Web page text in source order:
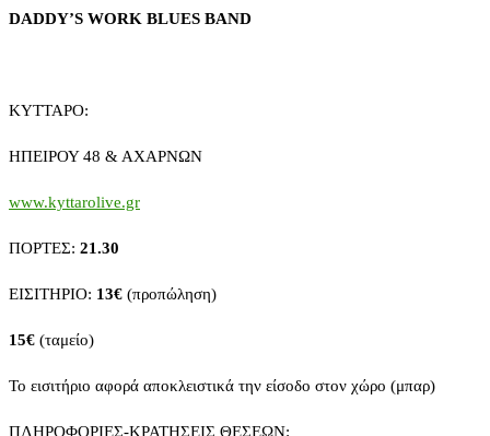
DADDY’S WORK BLUES BAND
ΚΥΤΤΑΡΟ:
ΗΠΕΙΡΟΥ 48 & ΑΧΑΡΝΩΝ
www.kyttarolive.gr
ΠΟΡΤΕΣ: 21.30
ΕΙΣΙΤΗΡΙΟ: 13€ (προπώληση)
15€ (ταμείο)
Το εισιτήριο αφορά αποκλειστικά την είσοδο στον χώρο (μπαρ)
ΠΛΗΡΟΦΟΡΙΕΣ-ΚΡΑΤΗΣΕΙΣ ΘΕΣΕΩΝ: